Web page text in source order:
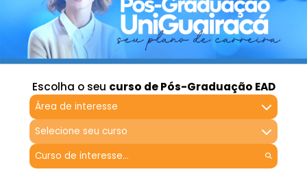
Escolha o seu curso de Pós-Graduação EAD
Área de interesse
Selecione seu curso